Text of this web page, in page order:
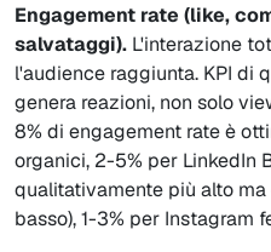
Engagement rate (like,
salvataggi). L'interazione
l'audience raggiunta. KPI di
genera reazioni, non solo
8% di engagement rate è
organici, 2-5% per LinkedIn
qualitativamente più alto
basso), 1-3% per Instagram